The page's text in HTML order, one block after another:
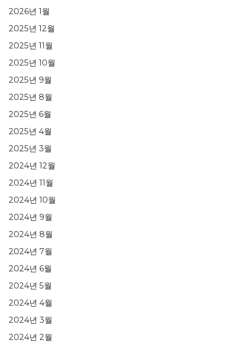
2026년 1월
2025년 12월
2025년 11월
2025년 10월
2025년 9월
2025년 8월
2025년 6월
2025년 4월
2025년 3월
2024년 12월
2024년 11월
2024년 10월
2024년 9월
2024년 8월
2024년 7월
2024년 6월
2024년 5월
2024년 4월
2024년 3월
2024년 2월